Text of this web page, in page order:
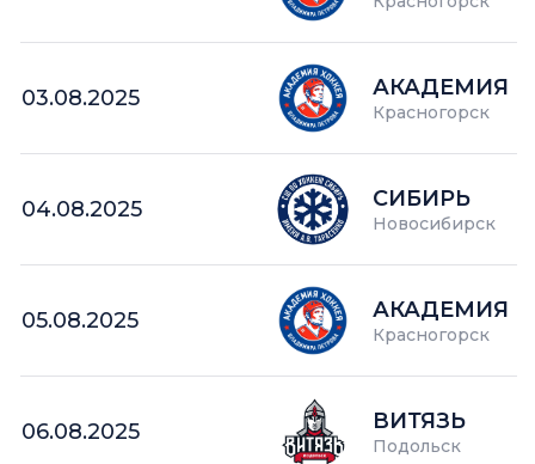
03.08.2025 АКАДЕМИЯ
Красногорск
04.08.2025 СИБИРЬ
Новосибирск
05.08.2025 АКАДЕМИЯ
Красногорск
06.08.2025 ВИТЯЗЬ
Подольск